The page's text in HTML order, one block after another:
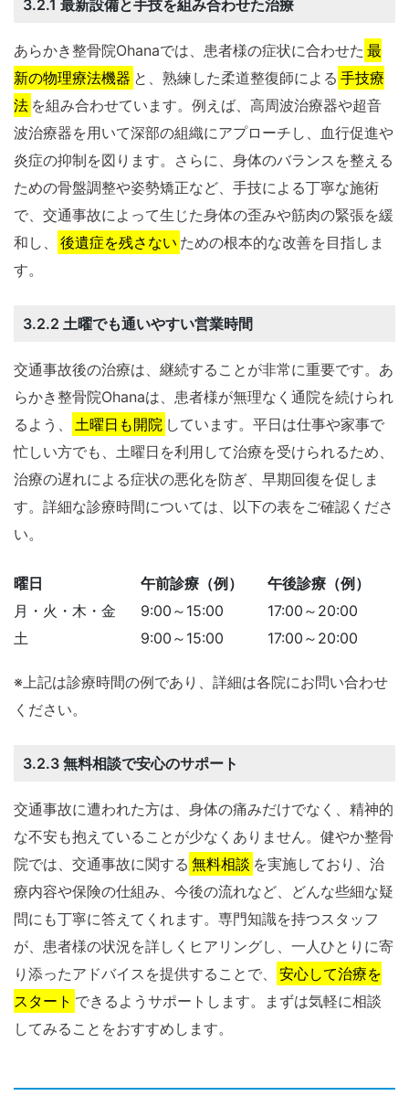
3.2.1 最新設備と手技を組み合わせた治療
あらかき整骨院Ohanaでは、患者様の症状に合わせた 最
新の物理療法機器 と、熟練した柔道整復師による 手技療
法 を組み合わせています。例えば、高周波治療器や超音
波治療器を用いて深部の組織にアプローチし、血行促進や
炎症の抑制を図ります。さらに、身体のバランスを整える
ための骨盤調整や姿勢矯正など、手技による丁寧な施術
で、交通事故によって生じた身体の歪みや筋肉の緊張を緩
和し、
後遺症を残さない ための根本的な改善を目指しま
す。
3.2.2 土曜でも通いやすい営業時間
交通事故後の治療は、継続することが非常に重要です。あ
らかき整骨院Ohanaは、患者様が無理なく通院を続けられ
るよう、
土曜日も開院 しています。平日は仕事や家事で
忙しい方でも、土曜日を利用して治療を受けられるため、
治療の遅れによる症状の悪化を防ぎ、早期回復を促しま
す。詳細な診療時間については、以下の表をご確認くださ
い。
曜日 午前診療（例）
午後診療（例）
月・火・木・金
9:00～15:00
17:00～20:00
土
9:00～15:00 17:00～20:00
※上記は診療時間の例であり、詳細は各院にお問い合わせ
ください。
3.2.3 無料相談で安心のサポート
交通事故に遭われた方は、身体の痛みだけでなく、精神的
な不安も抱えていることが少なくありません。健やか整骨
院では、交通事故に関する 無料相談 を実施しており、治
療内容や保険の仕組み、今後の流れなど、どんな些細な疑
問にも丁寧に答えてくれます。専門知識を持つスタッフ
が、患者様の状況を詳しくヒアリングし、一人ひとりに寄
り添ったアドバイスを提供することで、
安心して治療を
スタート できるようサポートします。まずは気軽に相談
してみることをおすすめします。